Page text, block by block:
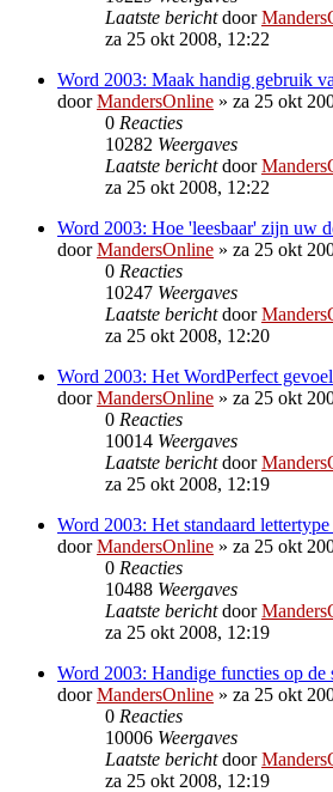
Laatste berichtdoor
za 25 okt 2008, 12:22
Word 2003: Maak handig gebruik
doorMandersOnline » za 25 okt
0 Reacties
10282 Weergaves
Laatste berichtdoor
za 25 okt 2008, 12:22
Word 2003: Hoe 'leesbaar' zijn uw
doorMandersOnline » za 25 okt
0 Reacties
10247 Weergaves
Laatste berichtdoor
za 25 okt 2008, 12:20
Word 2003: Het WordPerfect
doorMandersOnline » za 25 okt
0 Reacties
10014 Weergaves
Laatste berichtdoor
za 25 okt 2008, 12:19
Word 2003: Het standaard
doorMandersOnline » za 25 okt
0 Reacties
10488 Weergaves
Laatste berichtdoor
za 25 okt 2008, 12:19
Word 2003: Handige functies op de
doorMandersOnline » za 25 okt
0 Reacties
10006 Weergaves
Laatste berichtdoor
za 25 okt 2008, 12:19